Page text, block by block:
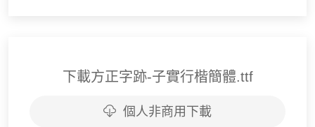
下載方正字跡-子實行楷簡體.ttf
個人非商用下載